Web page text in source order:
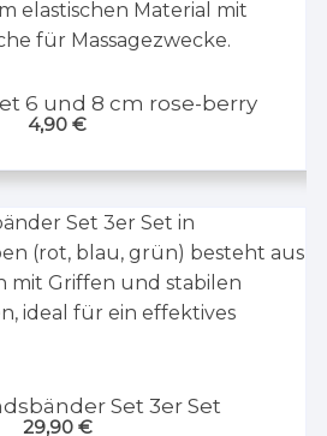
6 und 8 cm rose-berry
4,90€
Set 3er Set
29,90 €